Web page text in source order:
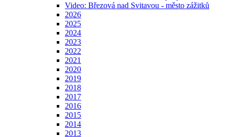
Video: Březová nad Svitavou - město zážitků
2026
2025
2024
2023
2022
2021
2020
2019
2018
2017
2016
2015
2014
2013